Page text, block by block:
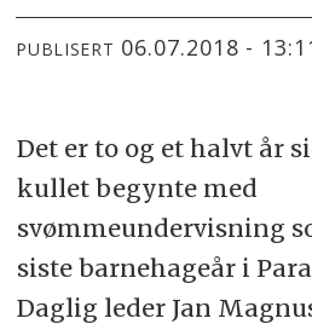
PUBLISERT 06.07.2018 -
Det er to og et halvt år
kullet begynte med
svømmeundervisning
siste barnehageår i
Daglig leder Jan